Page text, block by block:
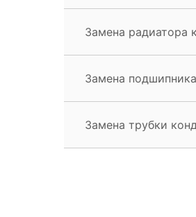
Замена радиатора
Замена
Замена трубки